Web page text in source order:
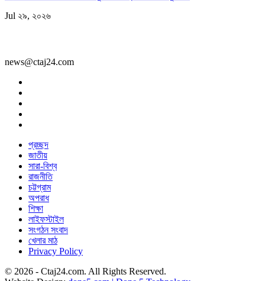
Jul ২৯, ২০২৬
news@ctaj24.com
প্রচ্ছদ
জাতীয়
সারা-বিশ্ব
রাজনীতি
চট্টগ্রাম
অপরাধ
শিক্ষা
লাইফস্টাইল
সংগঠন সংবাদ
খেলার মাঠ
Privacy Policy
© 2026 - Ctaj24.com. All Rights Reserved.